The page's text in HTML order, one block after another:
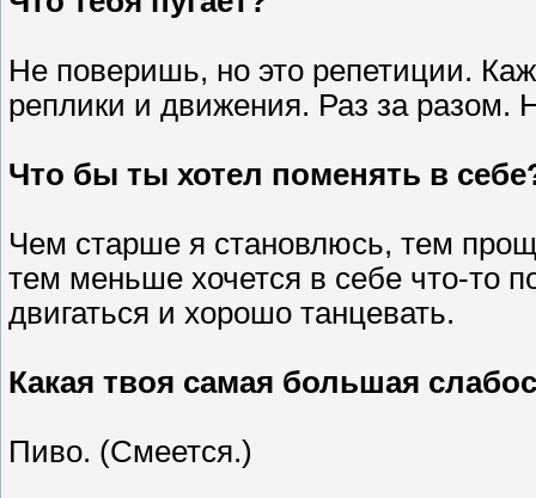
Не поверишь, но это репетиции.
реплики и движения. Раз за разом.
Что бы ты хотел поменять в
Чем старше я становлюсь, тем
тем меньше хочется в себе что-то
двигаться и хорошо танцевать.
Какая твоя самая большая
Пиво. (Смеется.)